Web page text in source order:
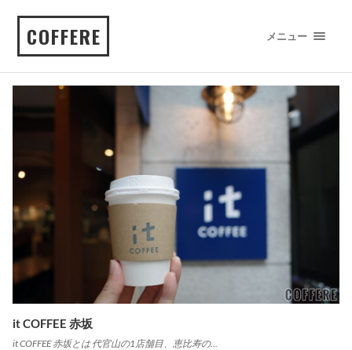
COFFERE メニュー
it COFFEE 赤坂
it COFFEE 赤坂とは 代官山の1店舗目、恵比寿の…